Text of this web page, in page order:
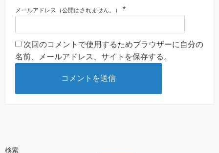
メールアドレス（公開はされません。） *
次回のコメントで使用するためブラウザーに自分の
名前、メールアドレス、サイトを保存する。
検索